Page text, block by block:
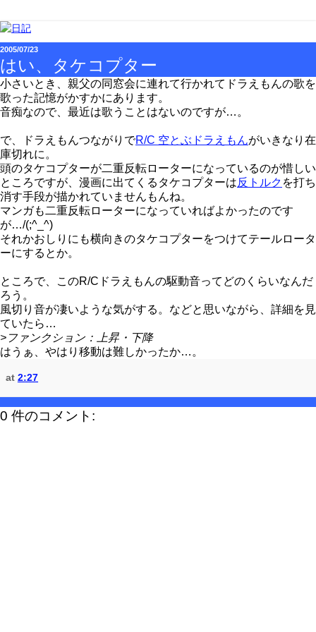
2005/07/23
はい、タケコプター
小さいとき、親父の同窓会に連れて行かれてドラえもんの歌を
歌った記憶がかすかにあります。
音痴なので、最近は歌うことはないのですが…。
で、ドラえもんつながりでR/C 空とぶドラえもんがいきなり在
庫切れに。
頭のタケコプターが二重反転ローターになっているのが惜しい
ところですが、漫画に出てくるタケコプターは反トルク を打ち
消す手段が描かれていませんもんね。
マンガも二重反転ローターになっていればよかったのです
が…/(;^_^)
それかおしりにも横向きのタケコプターをつけてテールロータ
ーにするとか。
ところで、このR/Cドラえもんの駆動音ってどのくらいなんだ
ろう。
風切り音が凄いような気がする。などと思いながら、詳細を見
ていたら…
>ファンクション：上昇・下降
はうぁ、やはり移動は難しかったか…。
at 2:27
0 件のコメント: